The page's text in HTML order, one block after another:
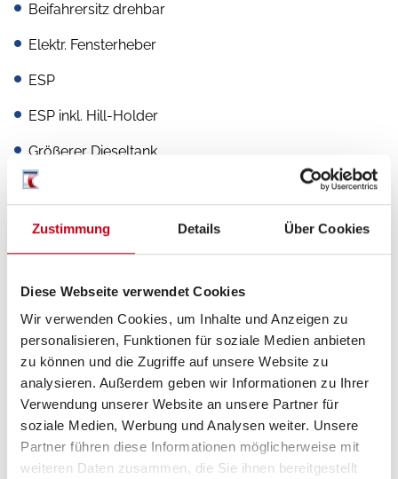
Zustimmung Details Über Cookies
Diese Webseite verwendet Cookies
Wir verwenden Cookies, um Inhalte und Anzeigen zu
personalisieren, Funktionen für soziale Medien anbieten
zu können und die Zugriffe auf unsere Website zu
analysieren. Außerdem geben wir Informationen zu Ihrer
Verwendung unserer Website an unsere Partner für
soziale Medien, Werbung und Analysen weiter. Unsere
Partner führen diese Informationen möglicherweise mit
weiteren Daten zusammen, die Sie ihnen bereitgestellt
Beifahrersitz drehbar
Elektr. Fensterheber
ESP
ESP inkl. Hill-Holder
Größerer Dieseltank
Multifunktionslenkrad
Pilotensitze
Servolenkung
Tagfahrlicht
Tempomat
Zentralverriegelung
Anhängerkupplung Vorbereitung